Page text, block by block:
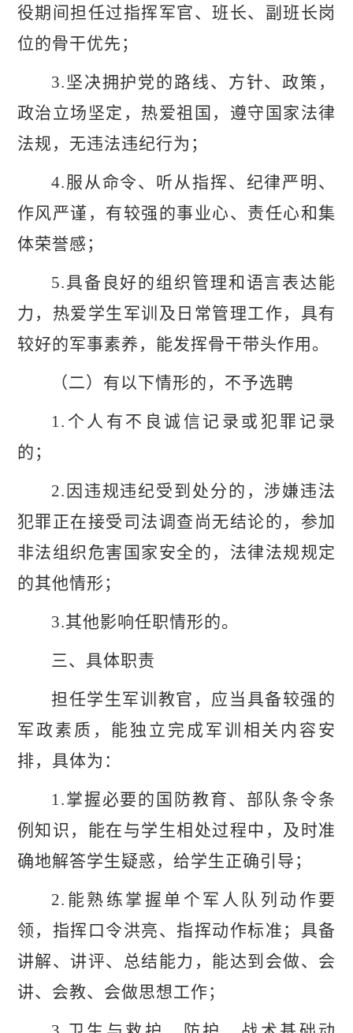
役期间担任过指挥军官、班长、副班长岗
位的骨干优先；
3.坚决拥护党的路线、方针、政策，
政治立场坚定，热爱祖国，遵守国家法律
法规，无违法违纪行为；
4.服从命令、听从指挥、纪律严明、
作风严谨，有较强的事业心、责任心和集
体荣誉感；
5.具备良好的组织管理和语言表达能
力，热爱学生军训及日常管理工作，具有
较好的军事素养，能发挥骨干带头作用。
（二）有以下情形的，不予选聘
1.个人有不良诚信记录或犯罪记录
的；
2.因违规违纪受到处分的，涉嫌违法
犯罪正在接受司法调查尚无结论的，参加
非法组织危害国家安全的，法律法规规定
的其他情形；
3.其他影响任职情形的。
三、具体职责
担任学生军训教官，应当具备较强的
军政素质，能独立完成军训相关内容安
排，具体为：
1.掌握必要的国防教育、部队条令条
例知识，能在与学生相处过程中，及时准
确地解答学生疑惑，给学生正确引导；
2.能熟练掌握单个军人队列动作要
领，指挥口令洪亮、指挥动作标准；具备
讲解、讲评、总结能力，能达到会做、会
讲、会教、会做思想工作；